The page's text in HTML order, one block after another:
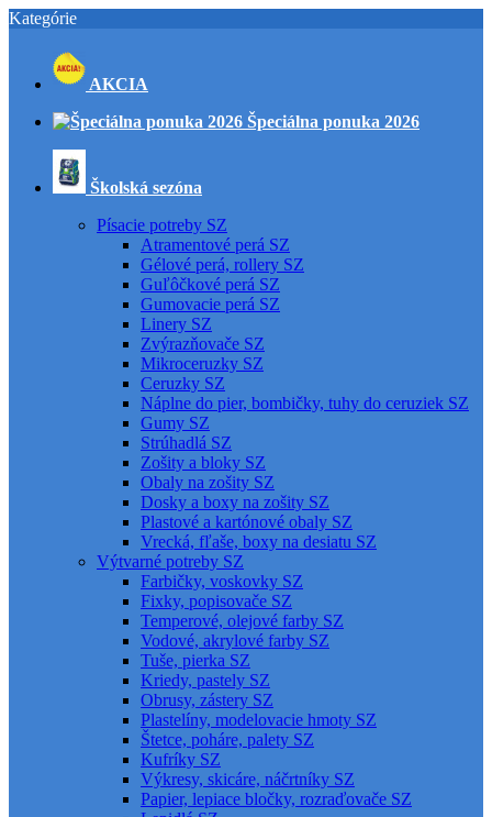
Kategórie
AKCIA
Špeciálna ponuka 2026
Školská sezóna
Písacie potreby SZ
Atramentové perá SZ
Gélové perá, rollery SZ
Guľôčkové perá SZ
Gumovacie perá SZ
Linery SZ
Zvýrazňovače SZ
Mikroceruzky SZ
Ceruzky SZ
Náplne do pier, bombičky, tuhy do ceruziek SZ
Gumy SZ
Strúhadlá SZ
Zošity a bloky SZ
Obaly na zošity SZ
Dosky a boxy na zošity SZ
Plastové a kartónové obaly SZ
Vrecká, fľaše, boxy na desiatu SZ
Výtvarné potreby SZ
Farbičky, voskovky SZ
Fixky, popisovače SZ
Temperové, olejové farby SZ
Vodové, akrylové farby SZ
Tuše, pierka SZ
Kriedy, pastely SZ
Obrusy, zástery SZ
Plastelíny, modelovacie hmoty SZ
Štetce, poháre, palety SZ
Kufríky SZ
Výkresy, skicáre, náčrtníky SZ
Papier, lepiace bločky, rozraďovače SZ